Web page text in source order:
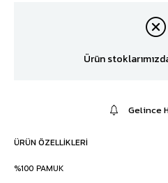
Ürün
Gelince
ÜRÜN ÖZELLIKLERI
%100 PAMUK